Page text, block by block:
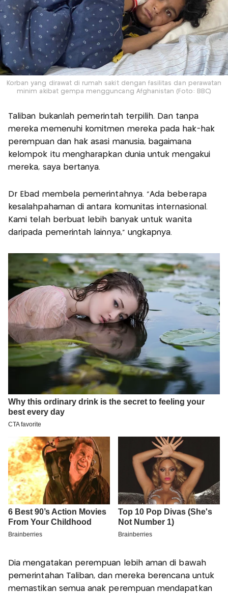
Korban yang dirawat di rumah sakit dengan fasilitas dan perawatan
minim akibat gempa mengguncang Afghanistan (Foto: BBC)
Taliban bukanlah pemerintah terpilih. Dan tanpa
mereka memenuhi komitmen mereka pada hak-hak
perempuan dan hak asasi manusia, bagaimana
kelompok itu mengharapkan dunia untuk mengakui
mereka, saya bertanya.
Dr Ebad membela pemerintahnya. "Ada beberapa
kesalahpahaman di antara komunitas internasional.
Kami telah berbuat lebih banyak untuk wanita
daripada pemerintah lainnya,” ungkapnya.
Dia mengatakan perempuan lebih aman di bawah
pemerintahan Taliban, dan mereka berencana untuk
memastikan semua anak perempuan mendapatkan